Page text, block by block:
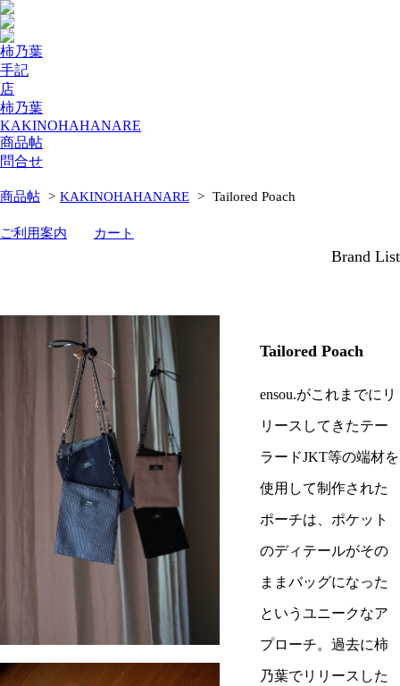
柿乃葉
手記
店
柿乃葉
KAKINOHAHANARE
商品帖
問合せ
商品帖 > KAKINOHAHANARE > Tailored Poach
ご利用案内 カート
Brand List
Tailored Poach
ensou.がこれまでにリ
リースしてきたテー
ラードJKT等の端材を
使用して制作された
ポーチは、ポケット
のディテールがその
ままバッグになった
というユニークなア
プローチ。過去に柿
乃葉でリリースした